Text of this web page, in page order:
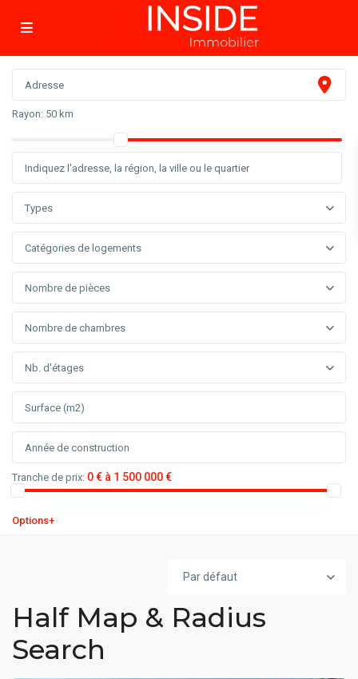
Rayon: 50 km
Types
Catégories de logements
Nombre de pièces
Nombre de chambres
Nb. d'étages
Tranche de prix: 0 € à 1 500 000 €
Options+
Par défaut
Half Map & Radius
Search